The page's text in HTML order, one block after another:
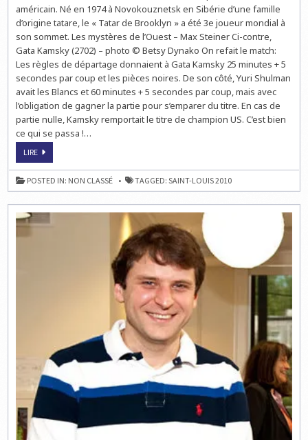
américain. Né en 1974 à Novokouznetsk en Sibérie d’une famille
d’origine tatare, le « Tatar de Brooklyn » a été 3e joueur mondial à
son sommet. Les mystères de l’Ouest – Max Steiner Ci-contre,
Gata Kamsky (2702) – photo © Betsy Dynako On refait le match:
Les règles de départage donnaient à Gata Kamsky 25 minutes + 5
secondes par coup et les pièces noires. De son côté, Yuri Shulman
avait les Blancs et 60 minutes + 5 secondes par coup, mais avec
l’obligation de gagner la partie pour s’emparer du titre. En cas de
partie nulle, Kamsky remportait le titre de champion US. C’est bien
ce qui se passa !…
LIREGATA
CHAMPION
DES
ÉCHECS
US
POSTED IN: NON CLASSÉ TAGGED:SAINT-LOUIS 2010